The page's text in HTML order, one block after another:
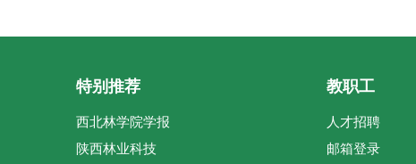
特别推荐
西北林学院学报
陕西林业科技
教职工
人才招聘
邮箱登录